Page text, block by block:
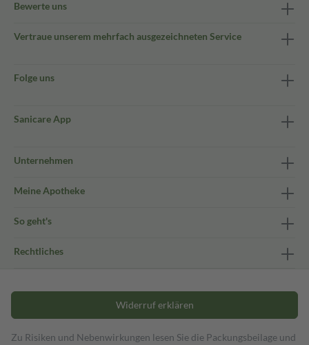
Bewerte uns
Vertraue unserem mehrfach ausgezeichneten Service
Folge uns
Sanicare App
Unternehmen
Meine Apotheke
So geht's
Rechtliches
Widerruf erklären
Zu Risiken und Nebenwirkungen lesen Sie die Packungsbeilage und